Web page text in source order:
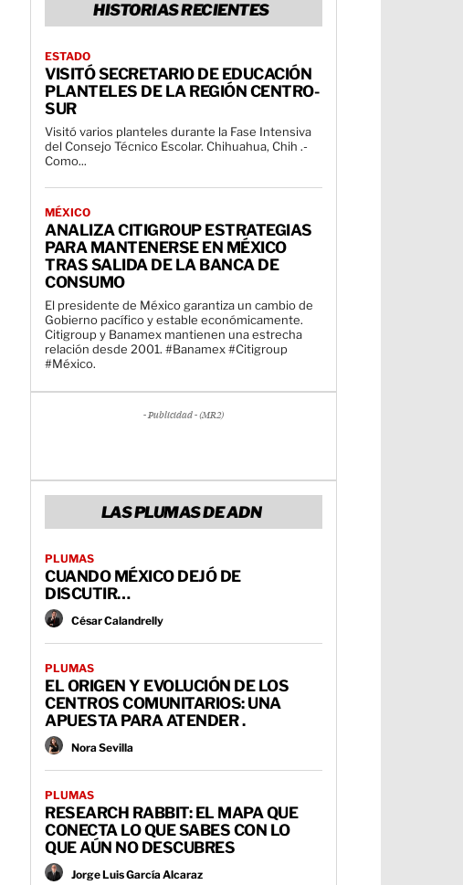
HISTORIAS RECIENTES
ESTADO
VISITÓ SECRETARIO DE EDUCACIÓN
PLANTELES DE LA REGIÓN CENTRO-
SUR
Visitó varios planteles durante la Fase Intensiva
del Consejo Técnico Escolar. Chihuahua, Chih .-
Como...
MÉXICO
ANALIZA CITIGROUP ESTRATEGIAS
PARA MANTENERSE EN MÉXICO
TRAS SALIDA DE LA BANCA DE
CONSUMO
El presidente de México garantiza un cambio de
Gobierno pacífico y estable económicamente.
Citigroup y Banamex mantienen una estrecha
relación desde 2001. #Banamex #Citigroup
#México.
- Publicidad - (MR2)
LAS PLUMAS DE ADN
PLUMAS
CUANDO MÉXICO DEJÓ DE
DISCUTIR…
César Calandrelly
PLUMAS
EL ORIGEN Y EVOLUCIÓN DE LOS
CENTROS COMUNITARIOS: UNA
APUESTA PARA ATENDER .
Nora Sevilla
PLUMAS
RESEARCH RABBIT: EL MAPA QUE
CONECTA LO QUE SABES CON LO
QUE AÚN NO DESCUBRES
Jorge Luis García Alcaraz